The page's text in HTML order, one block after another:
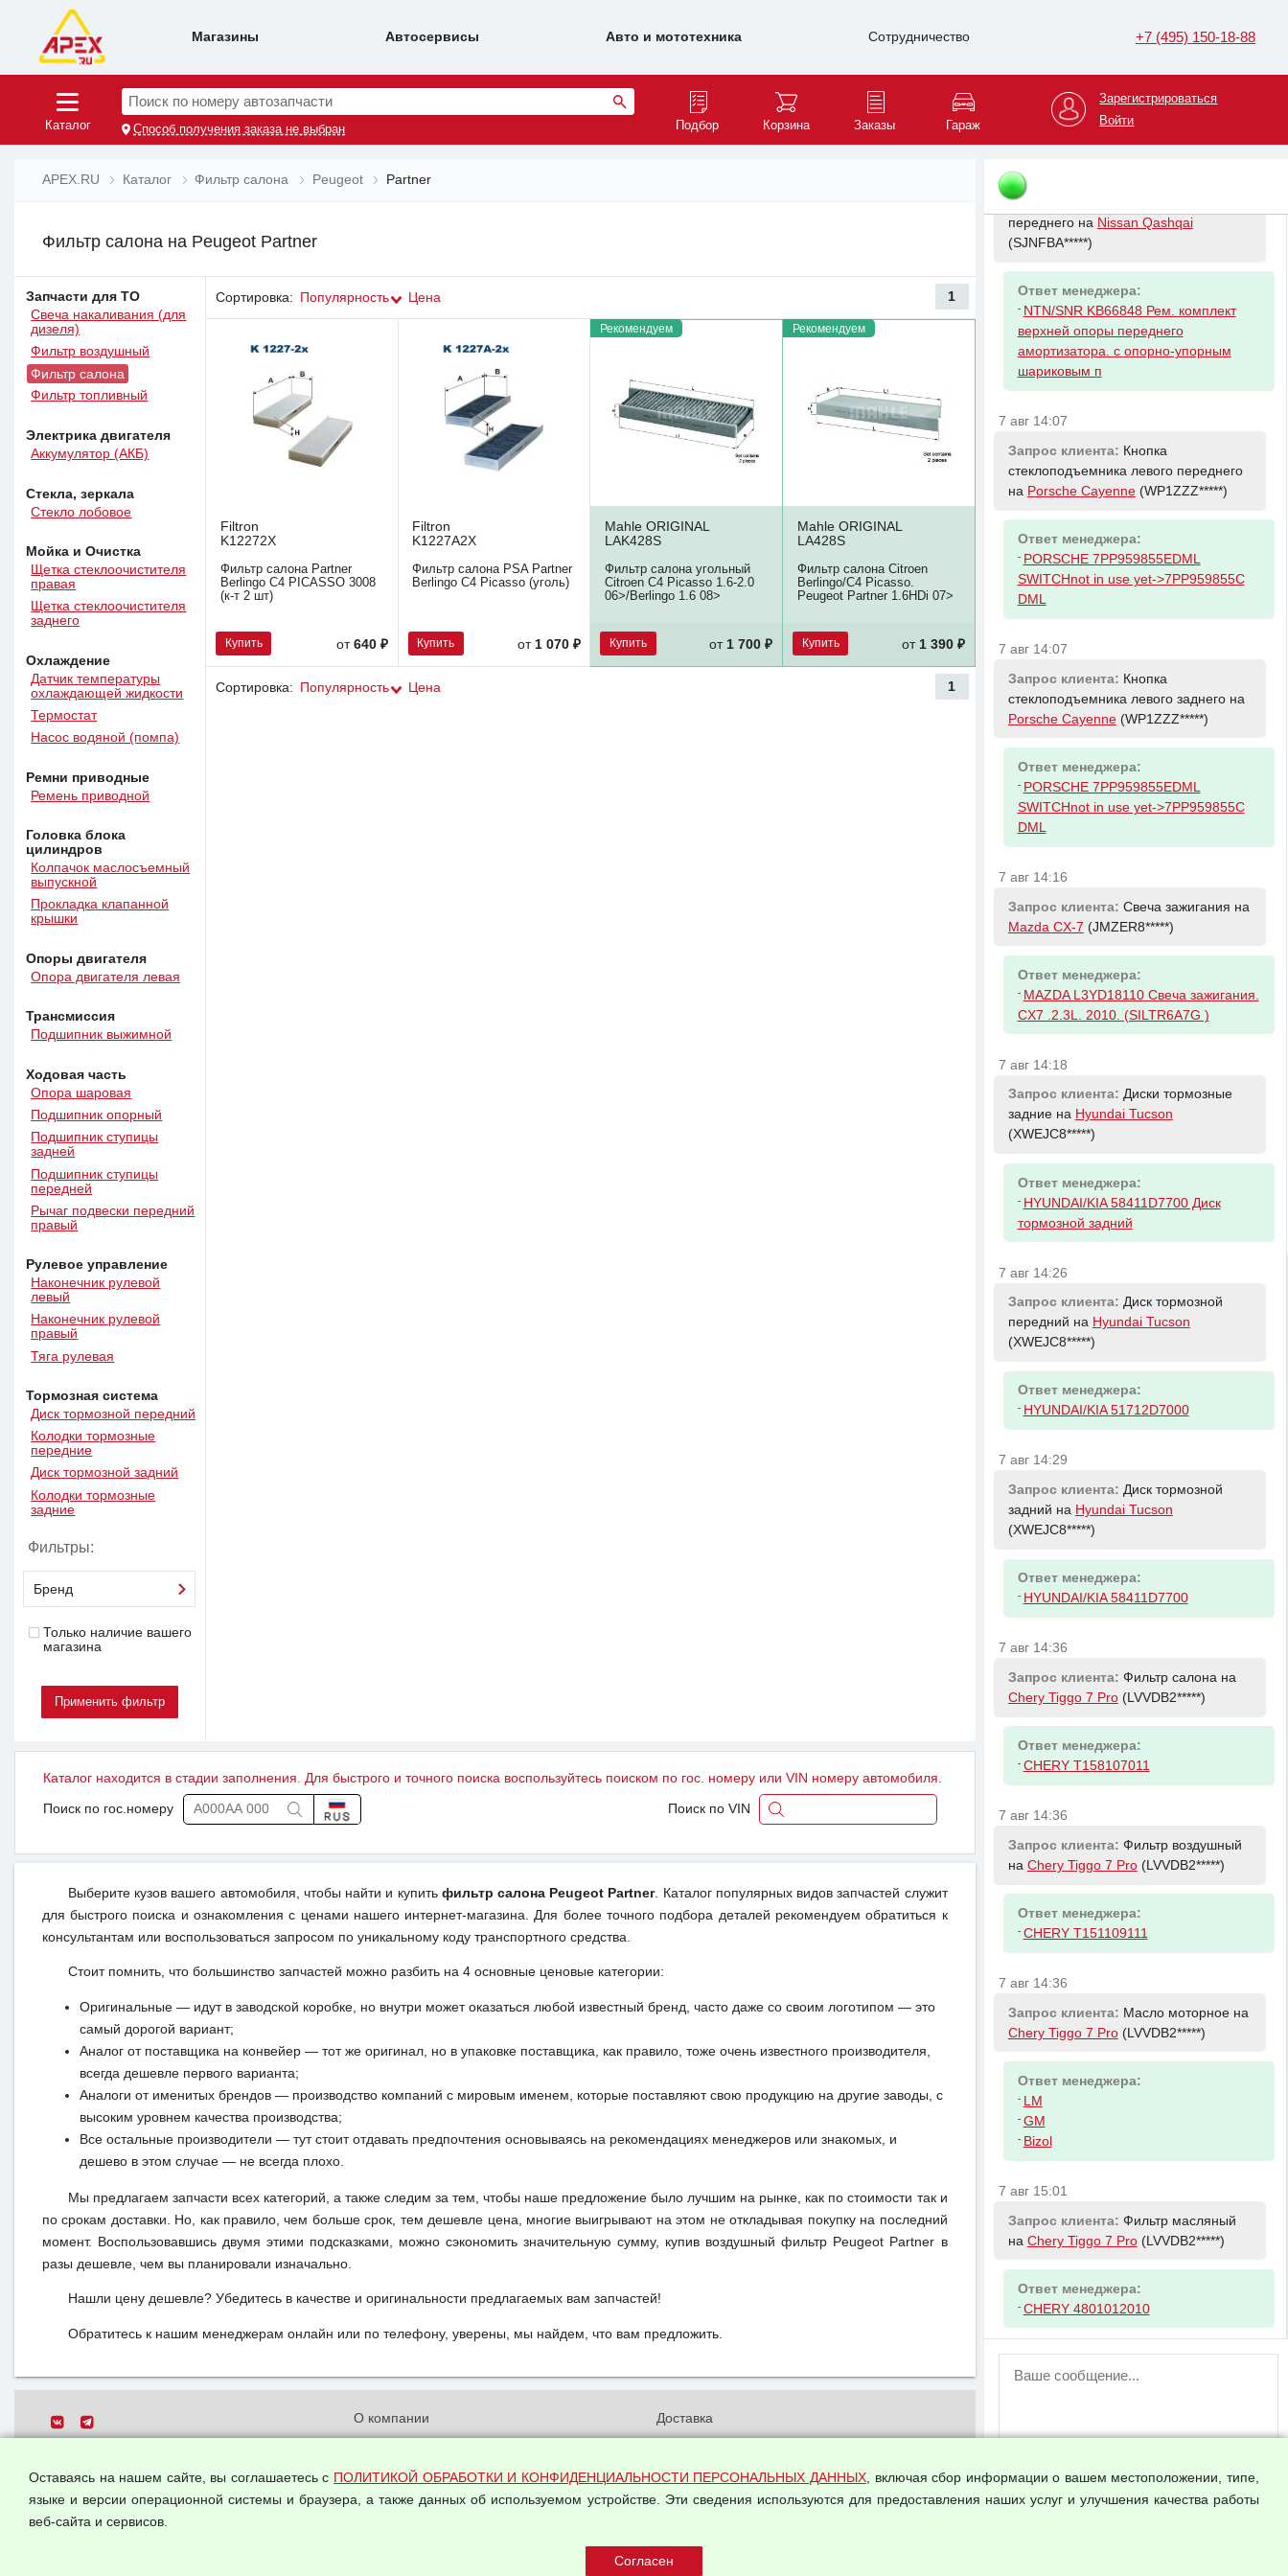
Магазины Автосервисы Авто и мототехника Сотрудничество +7 (495) 150-18-88
Каталог
Поиск по номеру автозапчасти
Способ получения заказа не выбран Подбор Корзина Заказы Гараж
Зарегистрироваться
Войти
APEX.RU Каталог Фильтр салона Peugeot Partner
Фильтр салона на Peugeot Partner
Запчасти для ТО
Свеча накаливания (для
дизеля)
Фильтр воздушный
Фильтр салона
Фильтр топливный
Электрика двигателя
Аккумулятор (АКБ)
Стекла, зеркала
Стекло лобовое
Мойка и Очистка
Щетка стеклоочистителя
правая
Щетка стеклоочистителя
заднего
Охлаждение
Датчик температуры
охлаждающей жидкости
Термостат
Насос водяной (помпа)
Ремни приводные
Ремень приводной
Головка блока
цилиндров
Колпачок маслосъемный
выпускной
Прокладка клапанной
крышки
Опоры двигателя
Опора двигателя левая
Трансмиссия
Подшипник выжимной
Ходовая часть
Опора шаровая
Подшипник опорный
Подшипник ступицы
задней
Подшипник ступицы
передней
Рычаг подвески передний
правый
Рулевое управление
Наконечник рулевой
левый
Наконечник рулевой
правый
Тяга рулевая
Тормозная система
Диск тормозной передний
Колодки тормозные
передние
Диск тормозной задний
Колодки тормозные
задние
Фильтры:
Бренд
Только наличие вашего
магазина
Сортировка: Популярность Цена 1
Filtron
K12272X
Фильтр салона Partner
Berlingo C4 PICASSO 3008
(к-т 2 шт)
Купить от640 ₽
Filtron
K1227A2X
Фильтр салона PSA Partner
Berlingo C4 Picasso (уголь)
Купить от 1 070 ₽
Рекомендуем
Mahle ORIGINAL
LAK428S
Фильтр салона угольный
Citroen C4 Picasso 1.6-2.0
06>/Berlingo 1.6 08>
Купить от 1 700 ₽
Рекомендуем
Mahle ORIGINAL
LA428S
Фильтр салона Citroen
Berlingo/C4 Picasso.
Peugeot Partner 1.6HDi 07>
Купить от 1 390 ₽
Сортировка: Популярность Цена 1
Каталог находится в стадии заполнения. Для быстрого и точного поиска воспользуйтесь поиском по гос. номеру или VIN номеру автомобиля.
Поиск по гос.номеру Поиск по VIN
Выберите кузов вашего автомобиля, чтобы найти и купить фильтр салона Peugeot Partner. Каталог популярных видов запчастей служит
для быстрого поиска и ознакомления с ценами нашего интернет-магазина. Для более точного подбора деталей рекомендуем обратиться к
консультантам или воспользоваться запросом по уникальному коду транспортного средства.
Стоит помнить, что большинство запчастей можно разбить на 4 основные ценовые категории:
Оригинальные — идут в заводской коробке, но внутри может оказаться любой известный бренд, часто даже со своим логотипом — это
самый дорогой вариант;
Аналог от поставщика на конвейер — тот же оригинал, но в упаковке поставщика, как правило, тоже очень известного производителя,
всегда дешевле первого варианта;
Аналоги от именитых брендов — производство компаний с мировым именем, которые поставляют свою продукцию на другие заводы, с
высоким уровнем качества производства;
Все остальные производители — тут стоит отдавать предпочтения основываясь на рекомендациях менеджеров или знакомых, и
дешево в этом случае — не всегда плохо.
Мы предлагаем запчасти всех категорий, а также следим за тем, чтобы наше предложение было лучшим на рынке, как по стоимости так и
по срокам доставки. Но, как правило, чем больше срок, тем дешевле цена, многие выигрывают на этом не откладывая покупку на последний
момент. Воспользовавшись двумя этими подсказками, можно сэкономить значительную сумму, купив воздушный фильтр Peugeot Partner в
разы дешевле, чем вы планировали изначально.
Нашли цену дешевле? Убедитесь в качестве и оригинальности предлагаемых вам запчастей!
Обратитесь к нашим менеджерам онлайн или по телефону, уверены, мы найдем, что вам предложить.
Все права защищены.
О компании
Согласием на обработку персональных
данных
Доставка
Оплата и возвраты
Арендодателям
Оставаясь на нашем сайте, вы соглашаетесь с ПОЛИТИКОЙ ОБРАБОТКИ И КОНФИДЕНЦИАЛЬНОСТИ ПЕРСОНАЛЬНЫХ ДАННЫХ, включая сбор информации о вашем местоположении, типе,
языке и версии операционной системы и браузера, а также данных об используемом устройстве. Эти сведения используются для предоставления наших услуг и улучшения качества работы
веб-сайта и сервисов.
ПОДВЕСКИ
Запрос клиента:
опора+подшипник амортизатора
переднего на Nissan Qashqai
(SJNFBA*****)
Ответ менеджера:
- NTN/SNR KB66848 Рем. комплект
верхней опоры переднего
амортизатора. с опорно-упорным
шариковым п
7 авг 14:07
Запрос клиента: Кнопка
стеклоподъемника левого переднего
на Porsche Cayenne(WP1ZZZ*****)
Ответ менеджера:
- PORSCHE 7PP959855EDML
SWITCHnot in use yet->7PP959855C
DML
7 авг 14:07
Запрос клиента: Кнопка
стеклоподъемника левого заднего на
Porsche Cayenne(WP1ZZZ*****)
Ответ менеджера:
- PORSCHE 7PP959855EDML
SWITCHnot in use yet->7PP959855C
DML
7 авг 14:16
Запрос клиента: Свеча зажигания на
Mazda CX-7 (JMZER8*****)
Ответ менеджера:
- MAZDA L3YD18110 Свеча зажигания.
CX7 .2.3L. 2010. (SILTR6A7G )
7 авг 14:18
Запрос клиента: Диски тормозные
задние на Hyundai Tucson
(XWEJC8*****)
Ответ менеджера:
- HYUNDAI/KIA 58411D7700 Диск
тормозной задний
7 авг 14:26
Запрос клиента: Диск тормозной
передний на Hyundai Tucson
(XWEJC8*****)
Ответ менеджера:
- HYUNDAI/KIA 51712D7000
7 авг 14:29
Запрос клиента: Диск тормозной
задний на Hyundai Tucson
(XWEJC8*****)
Ответ менеджера:
- HYUNDAI/KIA 58411D7700
7 авг 14:36
Запрос клиента: Фильтр салона на
Chery Tiggo 7 Pro(LVVDB2*****)
Ответ менеджера:
- CHERY T158107011
7 авг 14:36
Запрос клиента: Фильтр воздушный
на Chery Tiggo 7 Pro(LVVDB2*****)
Ответ менеджера:
- CHERY T151109111
7 авг 14:36
Запрос клиента: Масло моторное на
Chery Tiggo 7 Pro(LVVDB2*****)
Ответ менеджера:
- LM
- GM
- Bizol
7 авг 15:01
Запрос клиента: Фильтр масляный
на Chery Tiggo 7 Pro(LVVDB2*****)
Ответ менеджера:
- CHERY 4801012010
ВНИМАНИЕ!
пользователей временно отключена!
аккаунт.